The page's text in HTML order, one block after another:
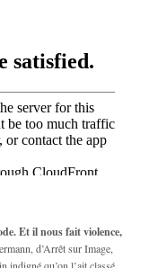
Et il nous fait violence,
d’Arrêt sur Image,
indigné qu’on l’ait classé